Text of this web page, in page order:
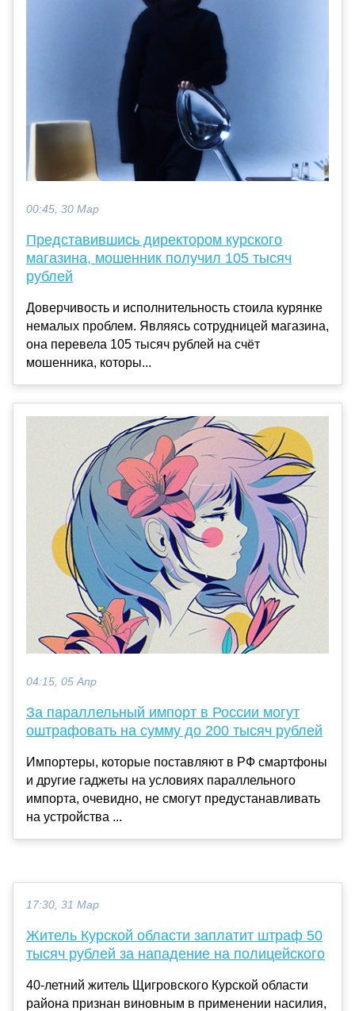
00:45, 30 Мар
Представившись директором курского
магазина, мошенник получил 105 тысяч
рублей
Доверчивость и исполнительность стоила курянке
немалых проблем. Являясь сотрудницей магазина,
она перевела 105 тысяч рублей на счёт
мошенника, которы...
04:15, 05 Апр
За параллельный импорт в России могут
оштрафовать на сумму до 200 тысяч рублей
Импортеры, которые поставляют в РФ смартфоны
и другие гаджеты на условиях параллельного
импорта, очевидно, не смогут предустанавливать
на устройства ...
17:30, 31 Мар
Житель Курской области заплатит штраф 50
тысяч рублей за нападение на полицейского
40-летний житель Щигровского Курской области
района признан виновным в применении насилия,